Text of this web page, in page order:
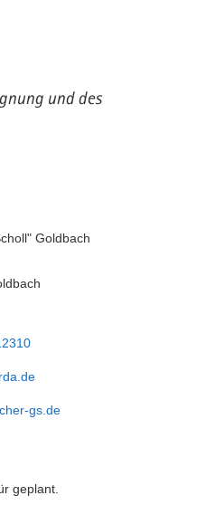
und des
Goldbach
gs.de
geplant.